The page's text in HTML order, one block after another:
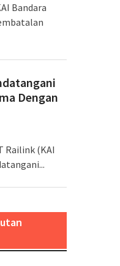
Bandara
Dengan
Railink (KAI